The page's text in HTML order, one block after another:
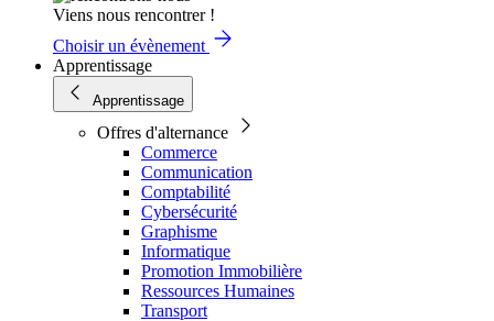
Viens nous rencontrer !
Choisir un évènement
Apprentissage
Apprentissage
Offres d'alternance
Commerce
Communication
Comptabilité
Cybersécurité
Graphisme
Informatique
Promotion Immobilière
Ressources Humaines
Transport